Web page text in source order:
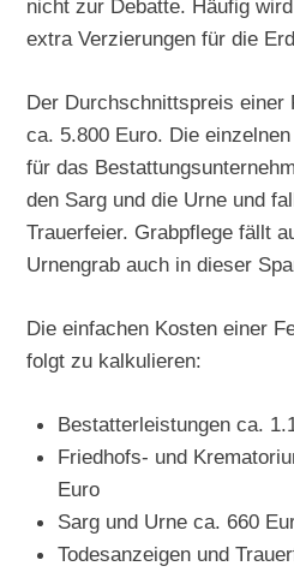
nicht zur Debatte. Häufig
extra Verzierungen für die
Der Durchschnittspreis einer
ca. 5.800 Euro. Die
für das
den Sarg und die Urne und
Trauerfeier. Grabpflege fällt
Urnengrab auch in dieser
Die einfachen Kosten einer
folgt zu kalkulieren:
Bestatterleistungen ca.
Friedhofs- und
Euro
Sarg und Urne ca. 660
Todesanzeigen und